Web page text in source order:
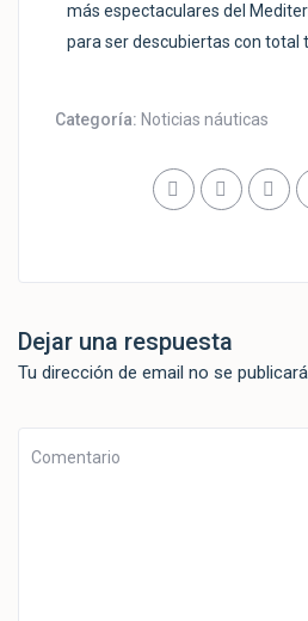
más espectaculares del
para ser descubiertas con total
Categoría: Noticias náuticas
Dejar una respuesta
Tu dirección de email no se